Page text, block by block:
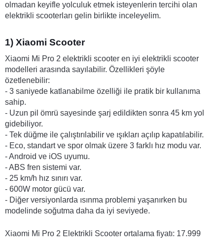
olmadan keyifle yolculuk etmek isteyenlerin tercihi olan
elektrikli scooterları gelin birlikte inceleyelim.
1) Xiaomi Scooter
Xiaomi Mi Pro 2 elektrikli scooter en iyi elektrikli scooter
modelleri arasında sayılabilir. Özellikleri şöyle
özetlenebilir:
- 3 saniyede katlanabilme özelliği ile pratik bir kullanıma
sahip.
- Uzun pil ömrü sayesinde şarj edildikten sonra 45 km yol
gidebiliyor.
- Tek düğme ile çalıştırılabilir ve ışıkları açılıp kapatılabilir.
- Eco, standart ve spor olmak üzere 3 farklı hız modu var.
- Android ve iOS uyumu.
- ABS fren sistemi var.
- 25 km/h hız sınırı var.
- 600W motor gücü var.
- Diğer versiyonlarda ısınma problemi yaşanırken bu
modelinde soğutma daha da iyi seviyede.
Xiaomi Mi Pro 2 Elektrikli Scooter ortalama fiyatı: 17.999